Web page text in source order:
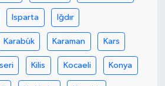
Isparta Iğdır
Karabük Karaman Kars
Kilis Kocaeli Konya